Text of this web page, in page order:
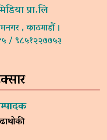
प्रा.लि
, काठमाडौं ।
/ ९८५१२२७७५३